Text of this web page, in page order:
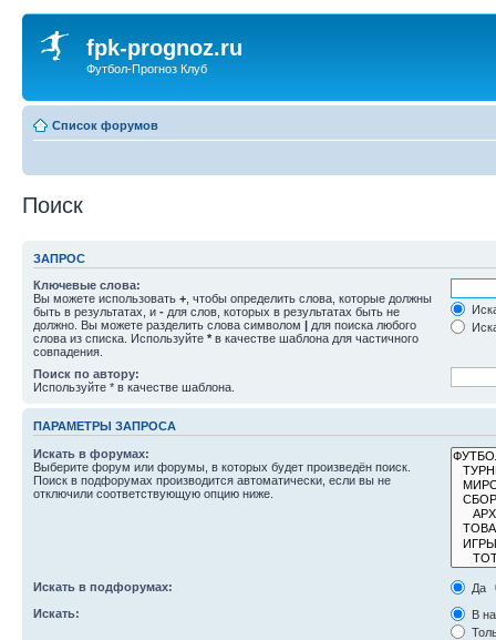
fpk-prognoz.ru
Футбол-Прогноз Клуб
Список форумов
Поиск
ЗАПРОС
Ключевые слова:
Вы можете использовать + , чтобы определить слова, которые должны
быть в результатах, и - для слов, которых в результатах быть не
должно. Вы можете разделить слова символом | для поиска любого
слова из списка. Используйте * в качестве шаблона для частичного
совпадения.
Поиск по автору:
Используйте * в качестве шаблона.
ПАРАМЕТРЫ ЗАПРОСА
Искать в форумах:
Выберите форум или форумы, в которых будет произведён поиск.
Поиск в подфорумах производится автоматически, если вы не
отключили соответствующую опцию ниже.
Искать в подфорумах:
Да
Искать:
В